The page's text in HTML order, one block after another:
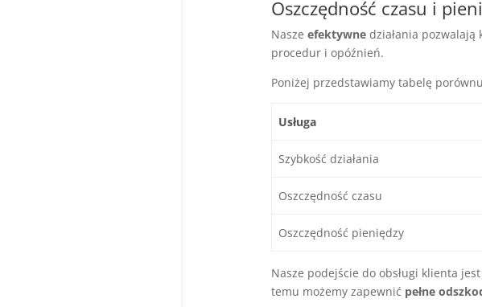
Oszczędność czasu i
Nasze efektywnedziałania pozwalają
procedur i opóźnień.
Poniżej przedstawiamy tabelę
Usługa
Szybkość działania
Oszczędność czasu
Oszczędność pieniędzy
Nasze podejście do obsługi klienta
temu możemy zapewnić pełne